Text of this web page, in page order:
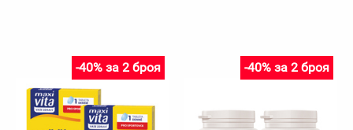
-40% за 2 броя -40% за 2 броя